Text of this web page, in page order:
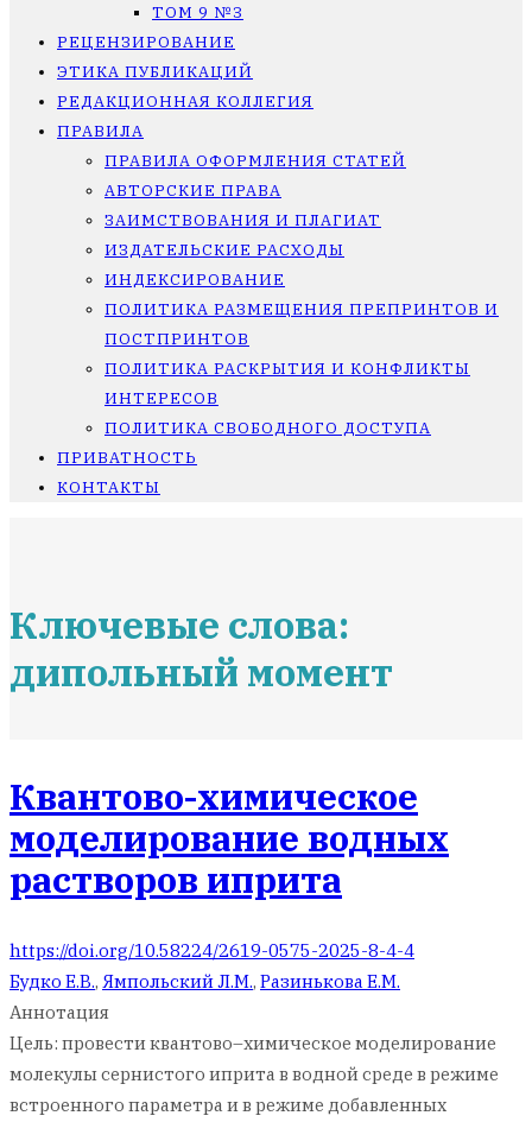
ТОМ 9 №3
РЕЦЕНЗИРОВАНИЕ
ЭТИКА ПУБЛИКАЦИЙ
РЕДАКЦИОННАЯ КОЛЛЕГИЯ
ПРАВИЛА
ПРАВИЛА ОФОРМЛЕНИЯ СТАТЕЙ
АВТОРСКИЕ ПРАВА
ЗАИМСТВОВАНИЯ И ПЛАГИАТ
ИЗДАТЕЛЬСКИЕ РАСХОДЫ
ИНДЕКСИРОВАНИЕ
ПОЛИТИКА РАЗМЕЩЕНИЯ ПРЕПРИНТОВ И
ПОСТПРИНТОВ
ПОЛИТИКА РАСКРЫТИЯ И КОНФЛИКТЫ
ИНТЕРЕСОВ
ПОЛИТИКА СВОБОДНОГО ДОСТУПА
ПРИВАТНОСТЬ
КОНТАКТЫ
Ключевые слова:
дипольный момент
Квантово-химическое
моделирование водных
растворов иприта
https://doi.org/10.58224/2619-0575-2025-8-4-4
Будко Е.В., Ямпольский Л.М., Разинькова Е.М.
Аннотация
Цель: провести квантово–химическое моделирование
молекулы сернистого иприта в водной среде в режиме
встроенного параметра и в режиме добавленных